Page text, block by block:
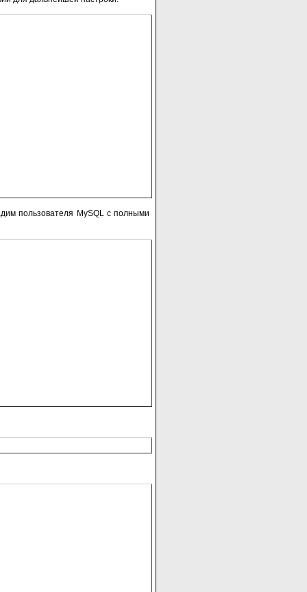
пользователя MySQL с полными